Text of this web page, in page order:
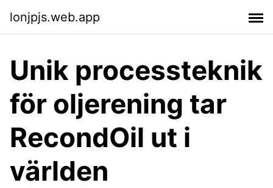
lonjpjs.web.app
Unik processteknik
för oljerening tar
RecondOil ut i
världen